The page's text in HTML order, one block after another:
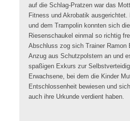
auf die Schlag-Pratzen war das
Fitness und Akrobatik
und dem Trampolin konnten sich
Riesenschaukel einmal so richtig
Abschluss zog sich Trainer Ramon
Anzug aus Schutzpolstern an und
spaßigen Exkurs zur
Erwachsene, bei dem die Kinder
Entschlossenheit bewiesen und
auch ihre Urkunde verdient haben.